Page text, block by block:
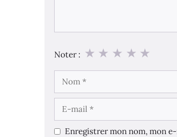
Noter : ★
★
★
★
★
mail
Enregistrer mon nom, mon